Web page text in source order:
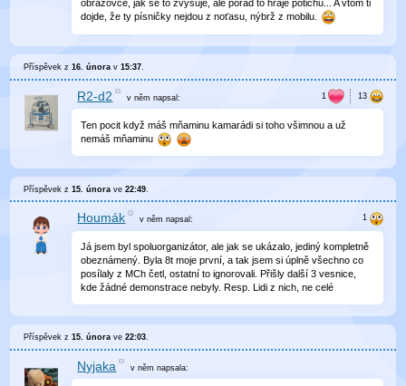
obrazovce, jak se to zvyšuje, ale pořád to hraje potichu... A vtom ti
dojde, že ty písničky nejdou z noťasu, nýbrž z mobilu.
Příspěvek z16. února v15:37.
R2-d2 v němnapsal:
Ten pocit když máš mňaminu kamarádi si toho všimnou a už
nemáš mňaminu
Příspěvek z15. února ve22:49
Houmák v němnapsal:
Já jsem byl spoluorganizátor, ale jak se ukázalo, jediný kompletně
obeznámený. Byla 8t moje první, a tak jsem si úplně všechno co
posílaly z MCh četl, ostatní to ignorovali. Přišly další 3 vesnice,
kde žádné demonstrace nebyly. Resp. Lidi z nich, ne celé
Příspěvek z15. února ve22:03.
Nyjaka v němnapsala: